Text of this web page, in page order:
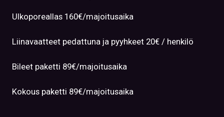
Ulkoporeallas 160€/majoitusaika
Liinavaatteet pedattuna ja pyyhkeet 20€ / henkilö
Bileet paketti 89€/majoitusaika
Kokous paketti 89€/majoitusaika